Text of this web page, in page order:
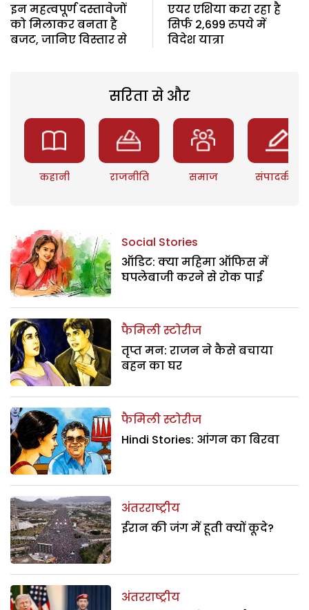
इन महत्वपूर्ण दस्तावेजों
को मिलाकर बनता है
बजट, जानिए विस्तार से
एयर एशिया करा रहा है
सिर्फ 2,699 रुपये में
विदेश यात्रा
सरिता से और
कहानी राजनीति समाज संपादकीय
Social Stories
ऑडिट: क्या महिमा ऑफिस में
घपलेबाजी करने से रोक पाई
फैमिली स्टोरीज
तृप्त मन: राजन ने कैसे बचाया
बहन का घर
फैमिली स्टोरीज
Hindi Stories: आंगन का बिरवा
अंतरराष्ट्रीय
ईरान की जंग में हूती क्यों कूदे?
अंतरराष्ट्रीय